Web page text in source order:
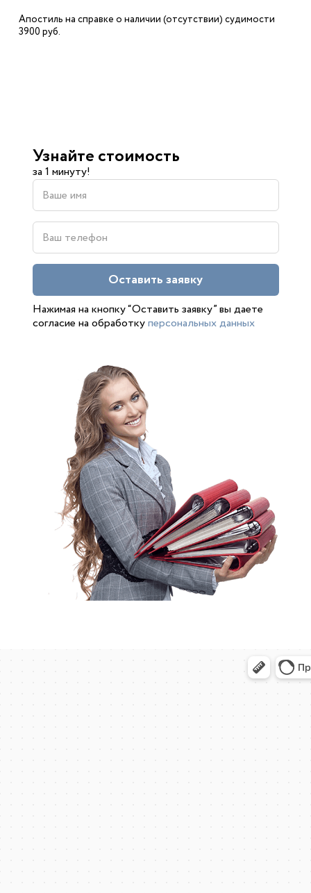
Апостиль на справке о наличии (отсутствии) судимости
3900 руб.
Узнайте стоимость
за 1 минуту!
Оставить заявку
Нажимая на кнопку “Оставить заявку” вы даете
согласие на обработкуперсональных данных